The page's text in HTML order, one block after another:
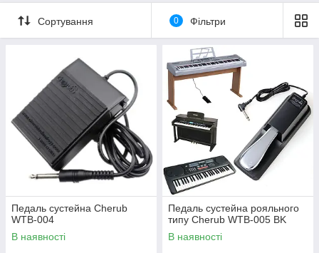
Сортування 0 Фільтри
Педаль сустейна Cherub
WTB-004
В наявності
Педаль сустейна рояльного
типу Cherub WTB-005 BK
В наявності